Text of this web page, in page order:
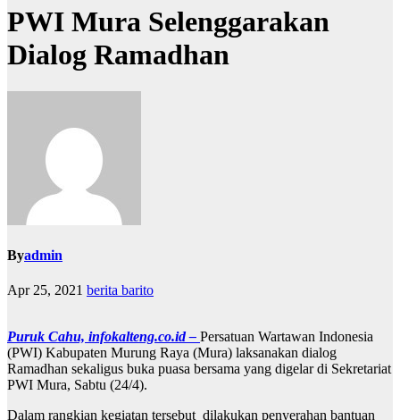
PWI Mura Selenggarakan
Dialog Ramadhan
Byadmin
Apr 25, 2021 berita barito
Puruk Cahu, infokalteng.co.id – Persatuan Wartawan Indonesia
(PWI) Kabupaten Murung Raya (Mura) laksanakan dialog
Ramadhan sekaligus buka puasa bersama yang digelar di Sekretariat
PWI Mura, Sabtu (24/4).
Dalam rangkian kegiatan tersebut dilakukan penyerahan bantuan